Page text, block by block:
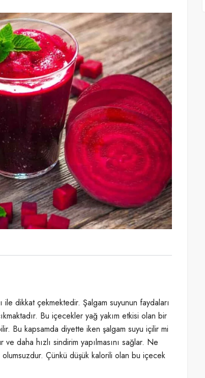
ile dikkat çekmektedir. Şalgam suyunun faydaları
Bu içecekler yağ yakım etkisi olan bir
Bu kapsamda diyette iken şalgam suyu içilir mi
ve daha hızlı sindirim yapılmasını sağlar. Ne
olumsuzdur. Çünkü düşük kalorili olan bu içecek